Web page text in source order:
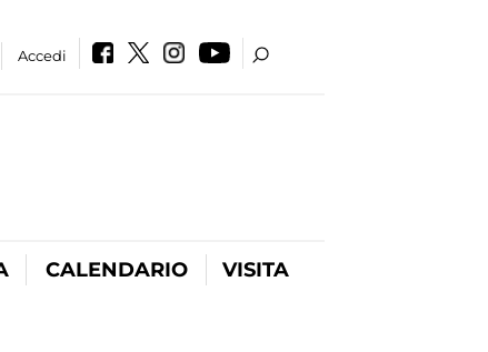
Accedi
CALENDARIO VISITA